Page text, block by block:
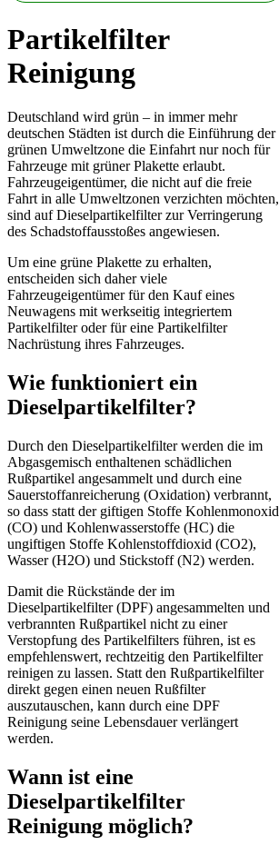
Partikelfilter
Reinigung
Deutschland wird grün – in immer mehr
deutschen Städten ist durch die Einführung der
grünen Umweltzone die Einfahrt nur noch für
Fahrzeuge mit grüner Plakette erlaubt.
Fahrzeugeigentümer, die nicht auf die freie
Fahrt in alle Umweltzonen verzichten möchten,
sind auf Dieselpartikelfilter zur Verringerung
des Schadstoffausstoßes angewiesen.
Um eine grüne Plakette zu erhalten,
entscheiden sich daher viele
Fahrzeugeigentümer für den Kauf eines
Neuwagens mit werkseitig integriertem
Partikelfilter oder für eine Partikelfilter
Nachrüstung ihres Fahrzeuges.
Wie funktioniert ein
Dieselpartikelfilter?
Durch den Dieselpartikelfilter werden die im
Abgasgemisch enthaltenen schädlichen
Rußpartikel angesammelt und durch eine
Sauerstoffanreicherung (Oxidation) verbrannt,
so dass statt der giftigen Stoffe Kohlenmonoxid
(CO) und Kohlenwasserstoffe (HC) die
ungiftigen Stoffe Kohlenstoffdioxid (CO2),
Wasser (H2O) und Stickstoff (N2) werden.
Damit die Rückstände der im
Dieselpartikelfilter (DPF) angesammelten und
verbrannten Rußpartikel nicht zu einer
Verstopfung des Partikelfilters führen, ist es
empfehlenswert, rechtzeitig den Partikelfilter
reinigen zu lassen. Statt den Rußpartikelfilter
direkt gegen einen neuen Rußfilter
auszutauschen, kann durch eine DPF
Reinigung seine Lebensdauer verlängert
werden.
Wann ist eine
Dieselpartikelfilter
Reinigung möglich?